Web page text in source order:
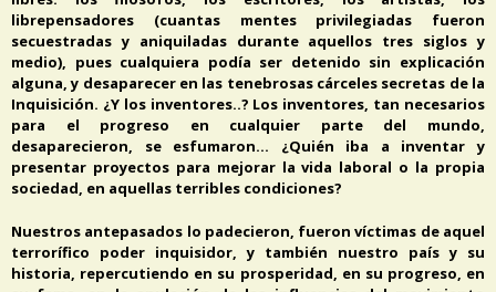
librepensadores (cuantas mentes privilegiadas fueron
secuestradas y aniquiladas durante aquellos tres siglos y
medio), pues cualquiera podía ser detenido sin explicación
alguna, y desaparecer en las tenebrosas cárceles secretas de la
Inquisición. ¿Y los inventores..? Los inventores, tan necesarios
para el progreso en cualquier parte del mundo,
desaparecieron, se esfumaron… ¿Quién iba a inventar y
presentar proyectos para mejorar la vida laboral o la propia
sociedad, en aquellas terribles condiciones?
Nuestros antepasados lo padecieron, fueron víctimas de aquel
terrorífico poder inquisidor, y también nuestro país y su
historia, repercutiendo en su prosperidad, en su progreso, en